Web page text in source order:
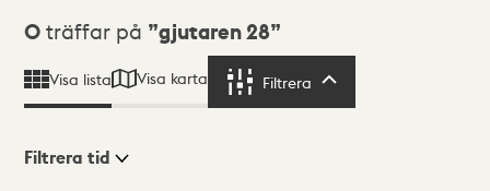
Sökresultat
0 träffar på gjutaren 28
Visa lista Visa karta Filtrera
Filtrera tid